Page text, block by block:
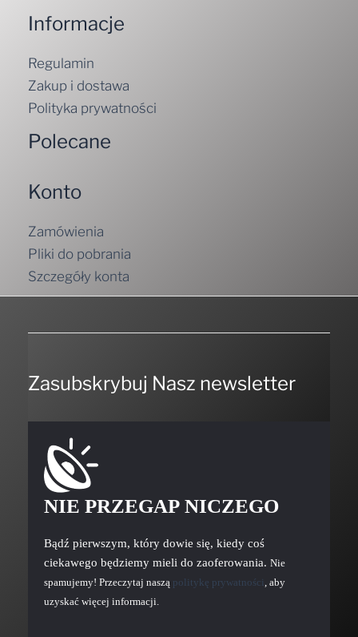
Informacje
Regulamin
Zakup i dostawa
Polityka prywatności
Polecane
Konto
Zamówienia
Pliki do pobrania
Szczegóły konta
Zasubskrybuj Nasz newsletter
NIE PRZEGAP NICZEGO
Bądź pierwszym, który dowie się, kiedy coś
ciekawego będziemy mieli do zaoferowania. Nie
spamujemy! Przeczytaj naszą politykę prywatności , aby
uzyskać więcej informacji.